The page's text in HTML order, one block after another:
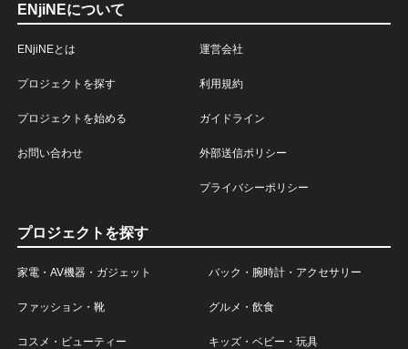
ENjiNEについて
ENjiNEとは
プロジェクトを探す
プロジェクトを始める
お問い合わせ
運営会社
利用規約
ガイドライン
外部送信ポリシー
プライバシーポリシー
プロジェクトを探す
家電・AV機器・ガジェット バック・腕時計・アクセサリー
ファッション・靴 グルメ・飲食
コスメ・ビューティー キッズ・ベビー・玩具